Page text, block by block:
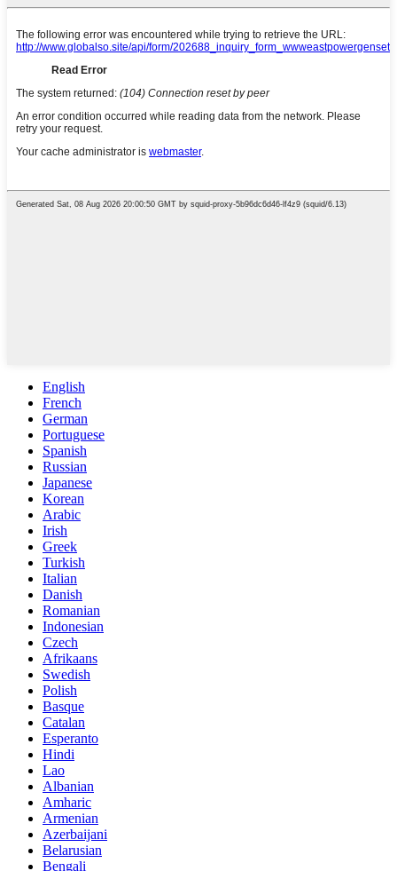
English
French
German
Portuguese
Spanish
Russian
Japanese
Korean
Arabic
Irish
Greek
Turkish
Italian
Danish
Romanian
Indonesian
Czech
Afrikaans
Swedish
Polish
Basque
Catalan
Esperanto
Hindi
Lao
Albanian
Amharic
Armenian
Azerbaijani
Belarusian
Bengali